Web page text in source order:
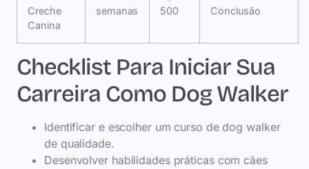
Creche
Canina
semanas
500
Conclusão
Checklist Para Iniciar Sua
Carreira Como Dog Walker
Identificar e escolher um curso de dog walker
de qualidade.
Desenvolver habilidades práticas com cães